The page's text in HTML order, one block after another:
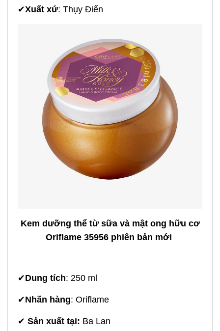
✔Xuất xứ: Thụy Điển
Kem dưỡng thể từ sữa và mật ong hữu cơ
Oriflame 35956 phiên bản mới
✔Dung tích: 250 ml
✔Nhãn hàng: Oriflame
✔ Sản xuất tại: Ba Lan